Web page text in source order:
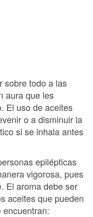
sobre todo a las
aura que les
El uso de aceites
o a disminuir la
si se inhala antes
epilépticas
vigorosa, pues
El aroma debe ser
aceites que pueden